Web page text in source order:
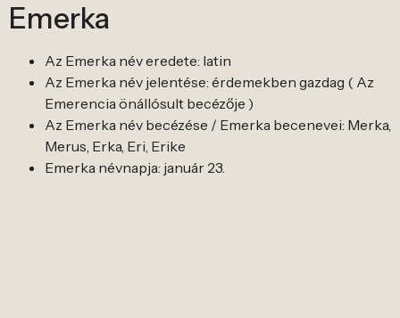
Emerka
Az Emerka név eredete: latin
Az Emerka név jelentése: érdemekben gazdag ( Az
Emerencia önállósult becézője )
Az Emerka név becézése / Emerka becenevei: Merka,
Merus, Erka, Eri, Erike
Emerka névnapja: január 23.